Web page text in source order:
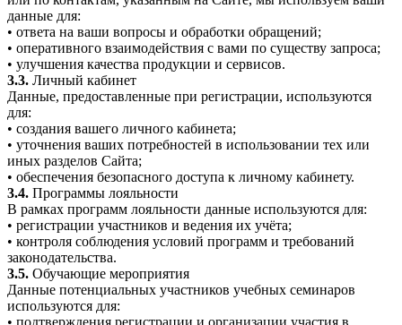
данные для:
• ответа на ваши вопросы и обработки обращений;
• оперативного взаимодействия с вами по существу запроса;
• улучшения качества продукции и сервисов.
3.3. Личный кабинет
Данные, предоставленные при регистрации, используются
для:
• создания вашего личного кабинета;
• уточнения ваших потребностей в использовании тех или
иных разделов Сайта;
• обеспечения безопасного доступа к личному кабинету.
3.4. Программы лояльности
В рамках программ лояльности данные используются для:
• регистрации участников и ведения их учёта;
• контроля соблюдения условий программ и требований
законодательства.
3.5. Обучающие мероприятия
Данные потенциальных участников учебных семинаров
используются для:
• подтверждения регистрации и организации участия в